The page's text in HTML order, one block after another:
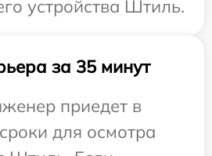
устройства Штиль.
за 35 минут
приедет в
для осмотра